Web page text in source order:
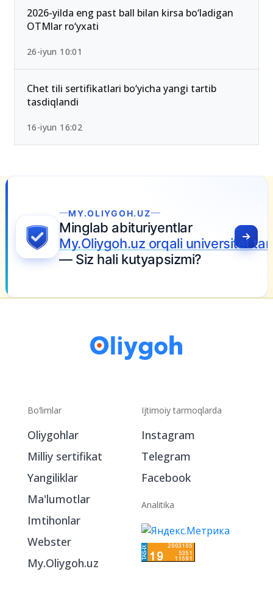
15-iyun 10:27
2026-yilda eng past ball bilan kirsa bo‘ladigan
OTMlar ro‘yxati
26-iyun 10:01
Chet tili sertifikatlari bo‘yicha yangi tartib
tasdiqlandi
MY.OLIYGOH.UZ
Minglab abituriyentlar
— Siz hali kutyapsizmi?
Bo‘limlar
Yangiliklar
Ijtimoiy tarmoqlarda
Instagram
Telegram